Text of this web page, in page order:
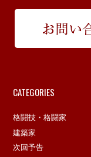
CATEGORIES
格闘技・格闘家
建築家
次回予告